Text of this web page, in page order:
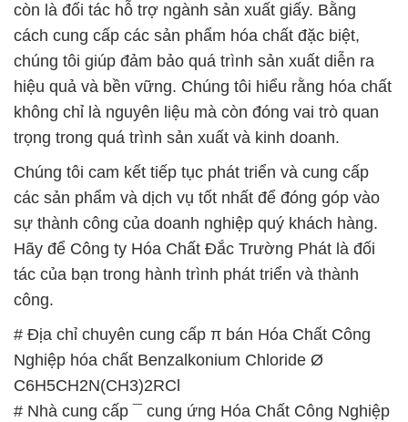
còn là đối tác hỗ trợ ngành sản xuất giấy. Bằng
cách cung cấp các sản phẩm hóa chất đặc biệt,
chúng tôi giúp đảm bảo quá trình sản xuất diễn ra
hiệu quả và bền vững. Chúng tôi hiểu rằng hóa chất
không chỉ là nguyên liệu mà còn đóng vai trò quan
trọng trong quá trình sản xuất và kinh doanh.
Chúng tôi cam kết tiếp tục phát triển và cung cấp
các sản phẩm và dịch vụ tốt nhất để đóng góp vào
sự thành công của doanh nghiệp quý khách hàng.
Hãy để Công ty Hóa Chất Đắc Trường Phát là đối
tác của bạn trong hành trình phát triển và thành
công.
# Địa chỉ chuyên cung cấp π bán Hóa Chất Công
Nghiệp hóa chất Benzalkonium Chloride Ø
C6H5CH2N(CH3)2RCl
# Nhà cung cấp ¯ cung ứng Hóa Chất Công Nghiệp